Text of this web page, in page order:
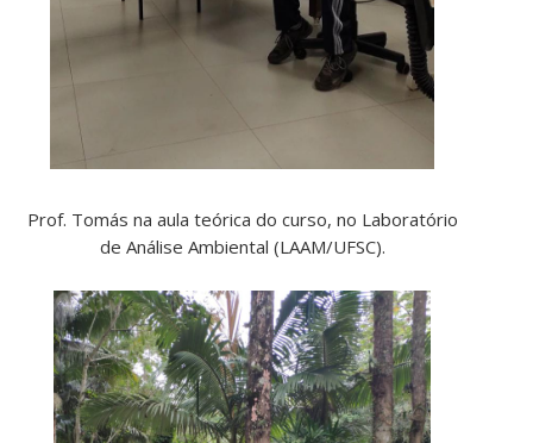
Prof. Tomás na aula teórica do curso, no Laboratório
de Análise Ambiental (LAAM/UFSC).